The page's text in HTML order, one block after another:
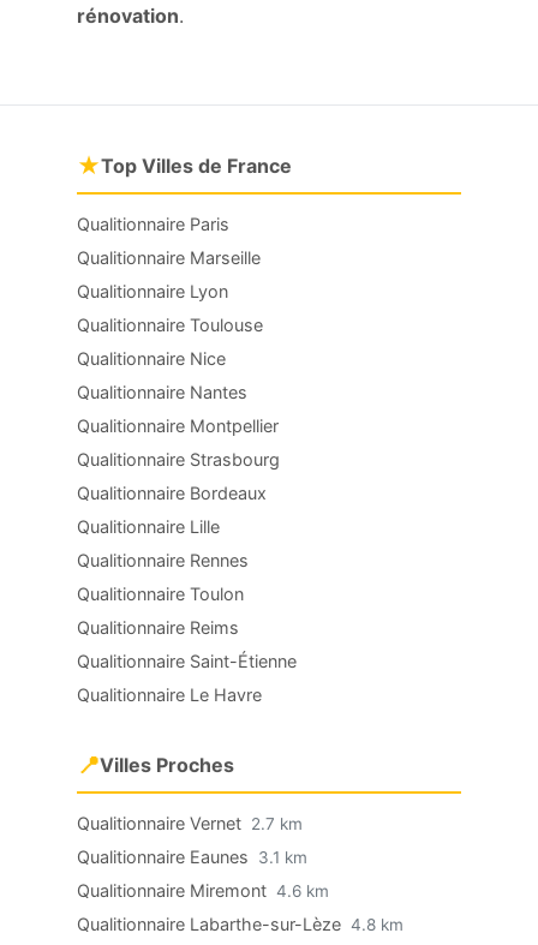
rénovation.
★Top Villes de France
Qualitionnaire Paris
Qualitionnaire Marseille
Qualitionnaire Lyon
Qualitionnaire Toulouse
Qualitionnaire Nice
Qualitionnaire Nantes
Qualitionnaire Montpellier
Qualitionnaire Strasbourg
Qualitionnaire Bordeaux
Qualitionnaire Lille
Qualitionnaire Rennes
Qualitionnaire Toulon
Qualitionnaire Reims
Qualitionnaire Saint-Étienne
Qualitionnaire Le Havre
📍Villes Proches
Qualitionnaire Vernet 2.7 km
Qualitionnaire Eaunes 3.1 km
Qualitionnaire Miremont 4.6 km
Qualitionnaire Labarthe-sur-Lèze 4.8 km